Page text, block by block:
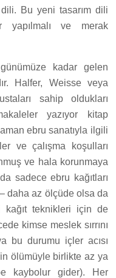
Bu yeni tasarım dili
yapılmalı ve merak
kadar gelen
Halfer, Weisse veya
sahip oldukları
yazıyor kitap
ebru sanatıyla ilgili
ve çalışma koşulları
ve hala korunmaya
sadece ebru kağıtları
daha az ölçüde olsa da
teknikleri için de
kimse meslek sırrını
bu durumu içler acısı
ölümüyle birlikte az ya
kaybolur gider). Her